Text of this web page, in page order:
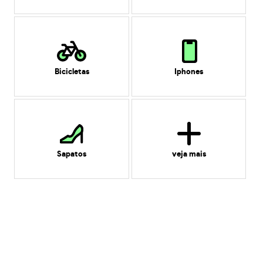
Bicicletas Iphones
Sapatos veja mais